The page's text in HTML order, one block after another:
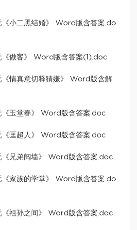
《小二黑结婚》 Word版含答案.do
《做客》 Word版含答案(1).doc
《情真意切释猜嫌》 Word版含解
《玉堂春》 Word版含答案.doc
《匡超人》 Word版含答案.doc
《兄弟阋墙》 Word版含答案.doc
《家族的学堂》 Word版含答案.do
《祖孙之间》 Word版含答案.doc